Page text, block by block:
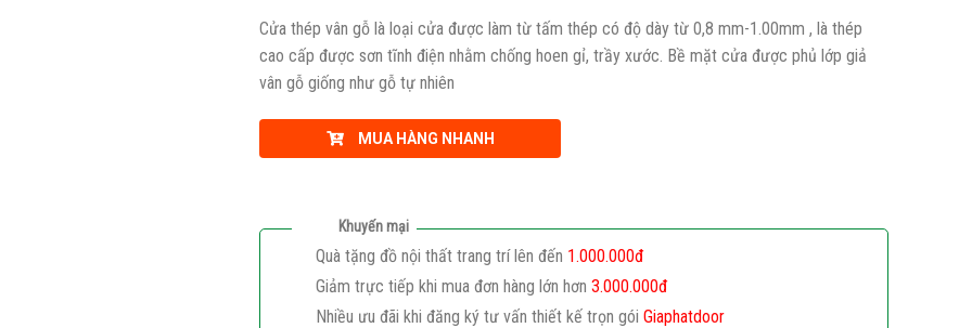
Cửa thép vân gỗ là loại cửa được làm từ tấm thép có độ dày từ 0,8 mm-1.00mm , là thép
cao cấp được sơn tĩnh điện nhằm chống hoen gỉ, trầy xước. Bề mặt cửa được phủ lớp giả
vân gỗ giống như gỗ tự nhiên
MUA HÀNG NHANH
Khuyến mại
Quà tặng đồ nội thất trang trí lên đến 1.000.000đ
Giảm trực tiếp khi mua đơn hàng lớn hơn 3.000.000đ
Nhiều ưu đãi khi đăng ký tư vấn thiết kế trọn gói Giaphatdoor